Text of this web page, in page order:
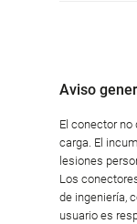
Aviso
El conector
carga. El
lesiones
Los
de ingeniería,
usuario es